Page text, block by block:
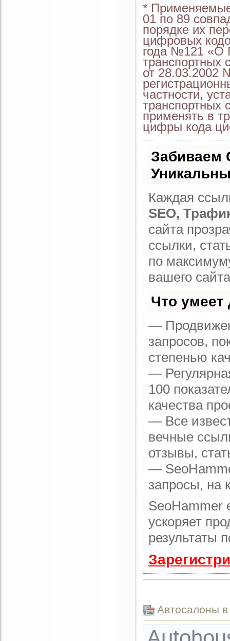
*
01 по 89
порядке их
цифровых
года №121 «О
от 28.03.2002
частности,
транспортных
применять в
цифры кода
Каждая
SEO,
сайта
ссылки,
по
вашего
Что умеет
—
запросов,
степенью
—
100
качества
— Все
вечные
отзывы,
—
запросы, на
SeoHammer
ускоряет
результаты
Автоcалоны в